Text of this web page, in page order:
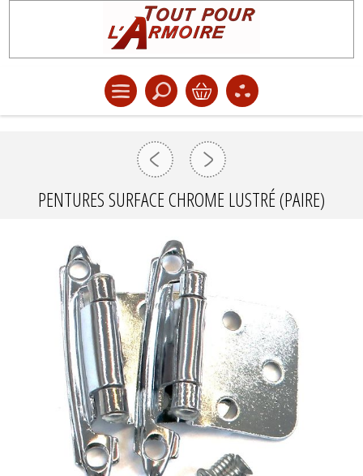
PENTURES SURFACE CHROME LUSTRÉ (PAIRE)